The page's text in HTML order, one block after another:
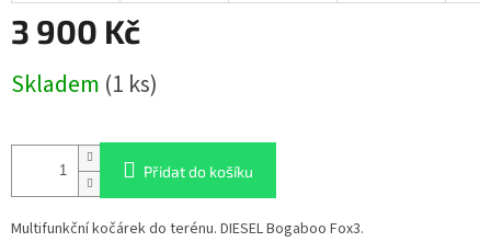
3 900 Kč
cena:
Skladem (1 ks)
Přidat do košíku
Multifunkční kočárek do terénu. DIESEL Bogaboo Fox3.